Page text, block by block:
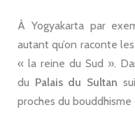
À Yogyakarta par
autant qu’on raconte
« la reine du Sud ».
du Palais du Sultan
proches du bouddhisme